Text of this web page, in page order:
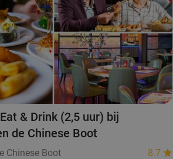
& Drink (2,5 uur) bij
de Chinese Boot
Chinese Boot
8.7